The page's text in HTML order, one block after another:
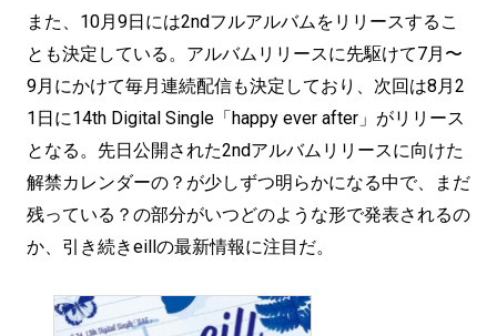
また、10月9日には2ndフルアルバムをリリースするこ
とも決定している。アルバムリリースに先駆けて7月〜
9月にかけて毎月連続配信も決定しており、次回は8月2
1日に14th Digital Single「happy ever after」がリリース
となる。先日公開された2ndアルバムリリースに向けた
解禁カレンダーの？が少しずつ明らかになる中で、まだ
残っている？の部分がいつどのような形で発表されるの
か、引き続きeillの最新情報に注目だ。